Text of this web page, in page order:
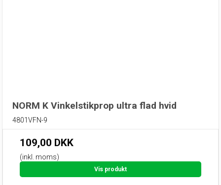
NORM K Vinkelstikprop ultra flad hvid
4801VFN-9
109,00 DKK
(inkl. moms)
Vis produkt